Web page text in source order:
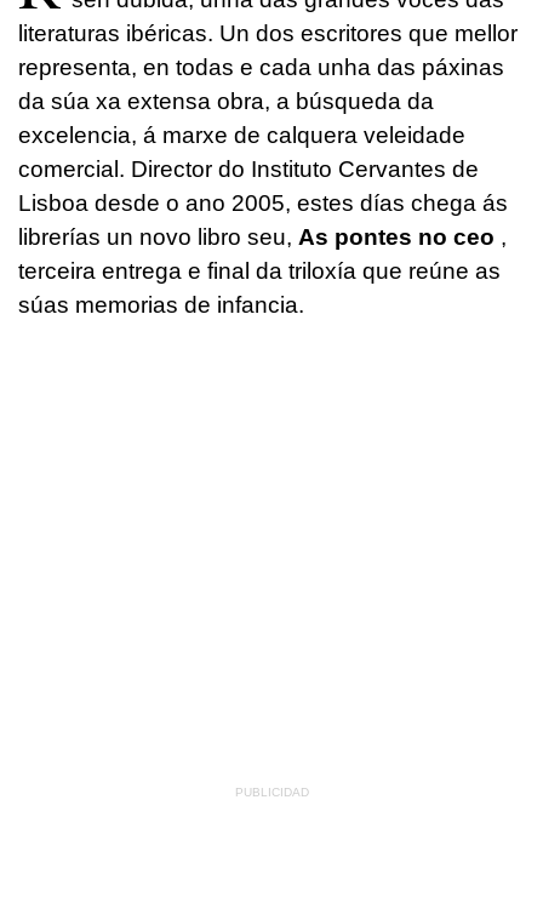
literaturas ibéricas. Un dos escritores que mellor
representa, en todas e cada unha das páxinas
da súa xa extensa obra, a búsqueda da
excelencia, á marxe de calquera veleidade
comercial. Director do Instituto Cervantes de
Lisboa desde o ano 2005, estes días chega ás
librerías un novo libro seu, As pontes no ceo ,
terceira entrega e final da triloxía que reúne as
súas memorias de infancia.